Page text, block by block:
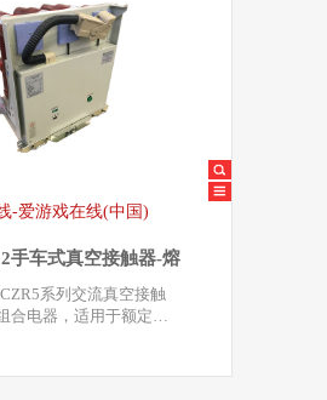
-爱游戏在线(中国)
手车式真空接触器-熔
合电器，适用于额定电